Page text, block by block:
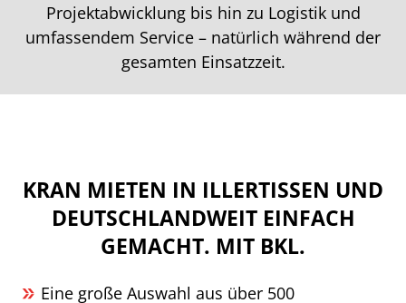
Projektabwicklung bis hin zu Logistik und
umfassendem Service – natürlich während der
gesamten Einsatzzeit.
KRAN MIETEN IN ILLERTISSEN UND
DEUTSCHLANDWEIT EINFACH
GEMACHT. MIT BKL.
Eine große Auswahl aus über 500